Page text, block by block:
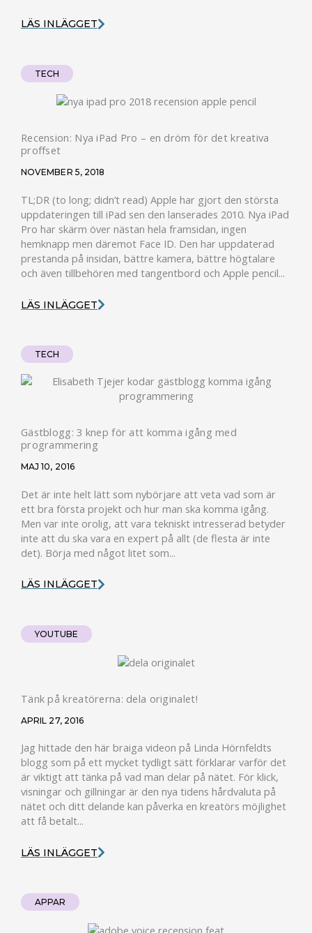
LÄS INLÄGGET
TECH
Recension: Nya iPad Pro – en dröm för det kreativa
proffset
NOVEMBER 5, 2018
TL;DR (to long; didn’t read) Apple har gjort den största
uppdateringen till iPad sen den lanserades 2010. Nya iPad
Pro har skärm över nästan hela framsidan, ingen
hemknapp men däremot Face ID. Den har uppdaterad
prestanda på insidan, bättre kamera, bättre högtalare
och även tillbehören med tangentbord och Apple pencil...
LÄS INLÄGGET
TECH
Gästblogg: 3 knep för att komma igång med
programmering
MAJ 10, 2016
Det är inte helt lätt som nybörjare att veta vad som är
ett bra första projekt och hur man ska komma igång.
Men var inte orolig, att vara tekniskt intresserad betyder
inte att du ska vara en expert på allt (de flesta är inte
det). Börja med något litet som...
LÄS INLÄGGET
YOUTUBE
Tänk på kreatörerna: dela originalet!
APRIL 27, 2016
Jag hittade den här braiga videon på Linda Hörnfeldts
blogg som på ett mycket tydligt sätt förklarar varför det
är viktigt att tänka på vad man delar på nätet. För klick,
visningar och gillningar är den nya tidens hårdvaluta på
nätet och ditt delande kan påverka en kreatörs möjlighet
att få betalt...
LÄS INLÄGGET
APPAR